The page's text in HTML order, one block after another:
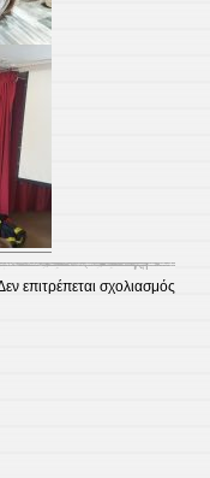
επιτρέπεται σχολιασμός